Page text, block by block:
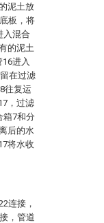
泥土放
板，将
入混合
的泥土
进入
在过滤
往复运
，过滤
箱7和分
后的水
将水收
连接，
，管道